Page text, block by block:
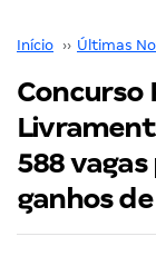
Início ›› Últimas
Concurso
588
ganhos